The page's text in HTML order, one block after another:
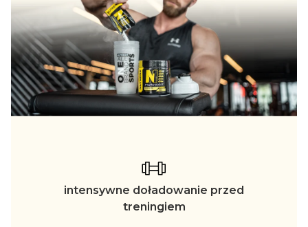
intensywne doładowanie przed
treningiem